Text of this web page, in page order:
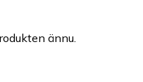
ännu.